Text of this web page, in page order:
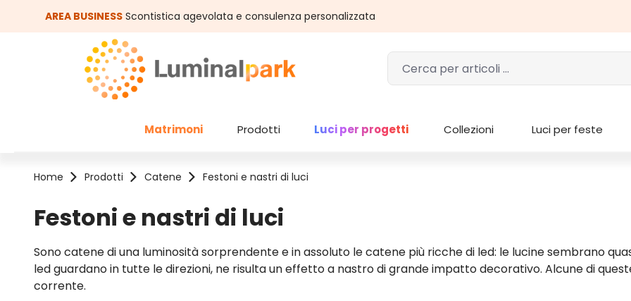
al contenuto principale
Salta alla ricerca
AREA BUSINESS Scontistica agevolata e consulenza personalizzata
Matrimoni Prodotti Luci per progetti Collezioni Luci per feste
Home Prodotti Catene Festoni e nastri di luci
Festoni e nastri di luci
Sono catene di una luminosità sorprendente e in assoluto le catene più ricche di led: le lucine sembrano
led guardano in tutte le direzioni, ne risulta un effetto a nastro di grande impatto decorativo. Alcune di
corrente.